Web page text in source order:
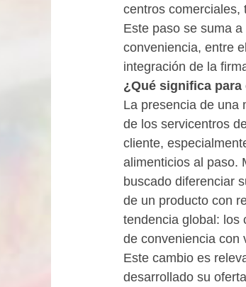
centros comerciales,
Este paso se suma
conveniencia, entre
integración de la
¿Qué significa
La presencia de una
de los servicentros
cliente,
alimenticios al paso.
buscado diferenciar
de un producto con
tendencia global: los
de conveniencia con
Este cambio es
desarrollado su